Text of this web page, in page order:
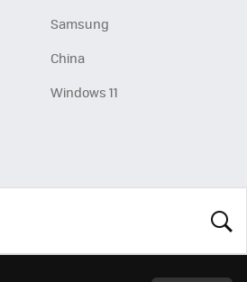
Samsung
China
Windows 11